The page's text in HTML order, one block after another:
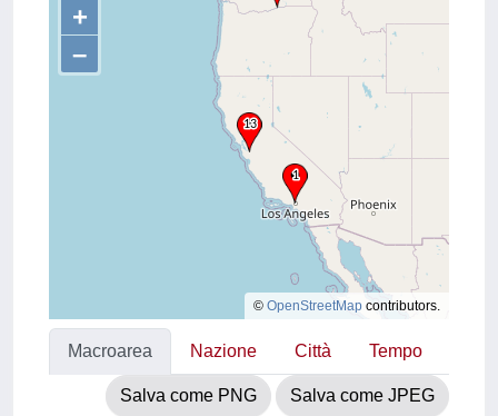
+
–
© OpenStreetMap contributors.
Macroarea Nazione Città Tempo
Salva come PNG Salva come JPEG